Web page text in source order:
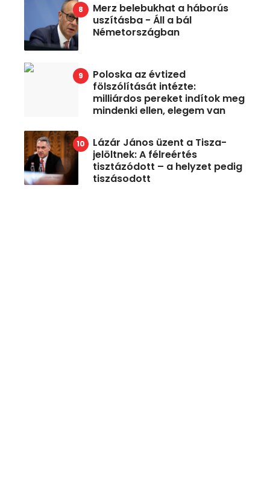
Merz belebukhat a háborús
uszításba - Áll a bál
Németországban
Poloska az évtized
fölszólítását intézte:
milliárdos pereket indítok meg
mindenki ellen, elegem van
Lázár János üzent a Tisza-
jelöltnek: A félreértés
tisztázódott – a helyzet pedig
tiszásodott